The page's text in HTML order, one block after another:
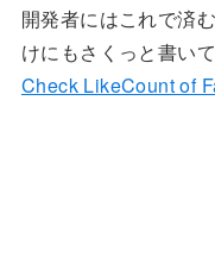
開発者にはこれで済
けにもさくっと書いて
Check LikeCount of